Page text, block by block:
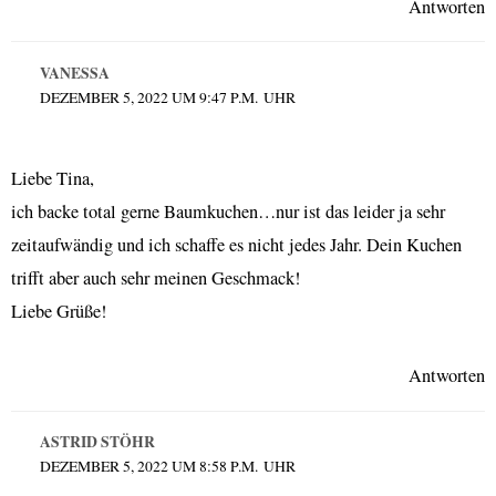
Antworten
VANESSA
DEZEMBER 5, 2022 UM 9:47 P.M. UHR
Liebe Tina,
ich backe total gerne Baumkuchen…nur ist das leider ja sehr
zeitaufwändig und ich schaffe es nicht jedes Jahr. Dein Kuchen
trifft aber auch sehr meinen Geschmack!
Liebe Grüße!
Antworten
ASTRID STÖHR
DEZEMBER 5, 2022 UM 8:58 P.M. UHR